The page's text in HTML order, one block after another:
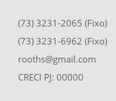
(73) 3231-2065 (Fixo)
(73) 3231-6962 (Fixo)
rooths@gmail.com
CRECI PJ: 00000